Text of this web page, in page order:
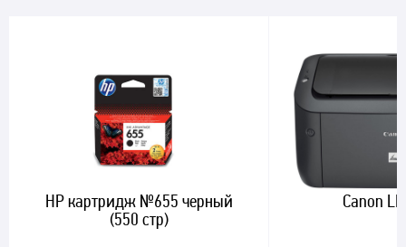
HP картридж №655 черный
(550 стр)
Canon